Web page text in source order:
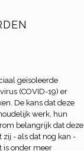
geïsoleerde
(COVID-19) er
De kans dat deze
werk, hun
belangrijk dat deze
- als dat nog kan -
is onder meer